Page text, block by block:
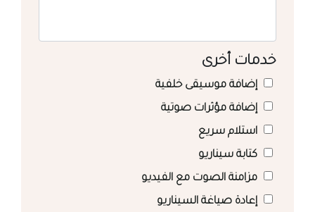
خدمات أخرى
إضافة موسيقى خلفية
إضافة مؤثرات صوتية
استلام سريع
كتابة سيناريو
مزامنة الصوت مع الفيديو
إعادة صياغة السيناريو